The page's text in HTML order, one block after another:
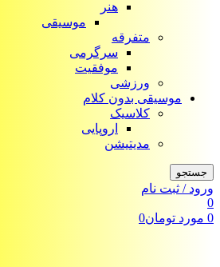
هنر
موسیقی
متفرقه
سرگرمی
موفقیت
ورزشی
موسیقی بدون کلام
کلاسیک
اروپایی
مدیتیشن
جستجو
ورود / ثبت نام
0
0 مورد تومان0